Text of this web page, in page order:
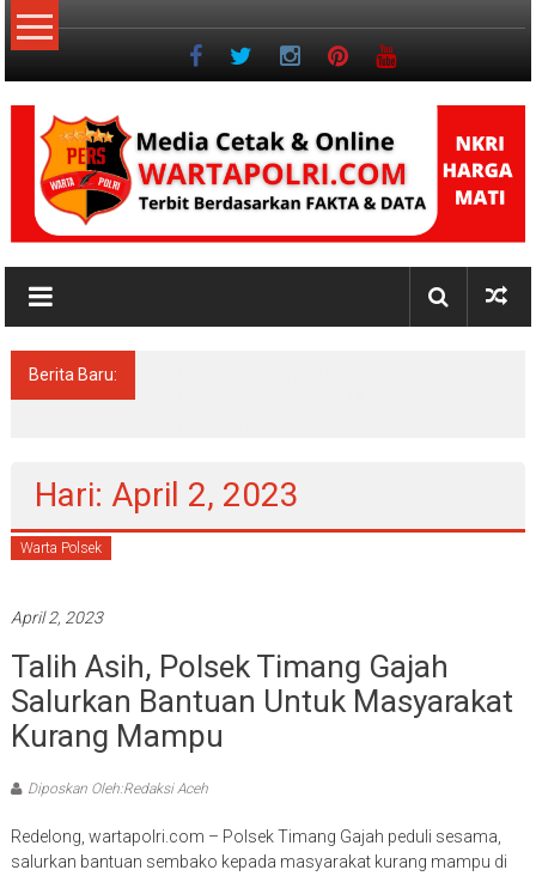
Lompat
ke
NKRI
Jurnalisme
Berita Baru:
Hari: April 2, 2023
Warta Polsek
April 2, 2023
Talih Asih, Polsek Timang Gajah
Salurkan Bantuan Untuk Masyarakat
Kurang Mampu
Diposkan Oleh:Redaksi Aceh
Redelong, wartapolri.com – Polsek Timang Gajah peduli sesama,
salurkan bantuan sembako kepada masyarakat kurang mampu di